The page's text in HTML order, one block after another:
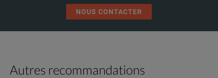
NOUS CONTACTER
Autres recommandations